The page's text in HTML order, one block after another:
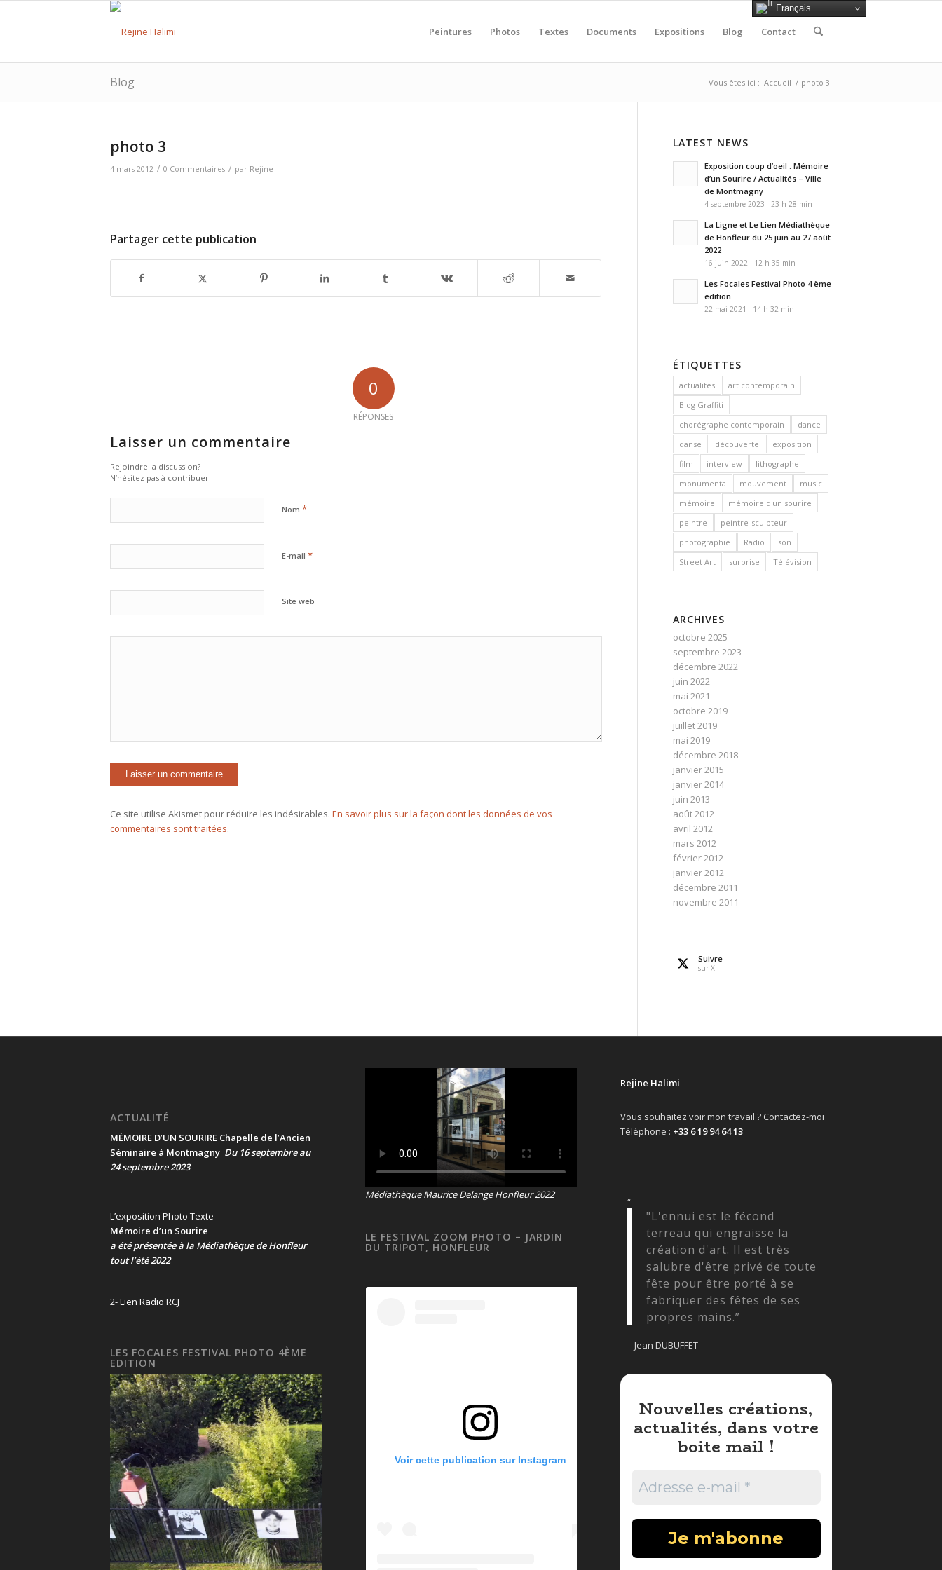
Peintures Photos Textes Documents Expositions Blog Contact
Blog Vous êtes ici : Accueil / photo 3
photo 3
4 mars 2012 / 0 Commentaires / par Rejine
Partager cette publication
0
RÉPONSES
Laisser un commentaire
Rejoindre la discussion?
N’hésitez pas à contribuer !
Nom *
E-mail *
Site web
Ce site utilise Akismet pour réduire les indésirables. En savoir plus sur la façon dont les données de vos
commentaires sont traitées.
LATEST NEWS
Exposition coup d’oeil : Mémoire
d’un Sourire / Actualités – Ville
de Montmagny
4 septembre 2023 - 23 h 28 min
La Ligne et Le Lien Médiathèque
de Honfleur du 25 juin au 27 août
2022
16 juin 2022 - 12 h 35 min
Les Focales Festival Photo 4 ème
edition
22 mai 2021 - 14 h 32 min
ÉTIQUETTES
actualités
art contemporain
Blog Graffiti
chorégraphe contemporain
dance
danse
découverte
exposition
film
interview
lithographe
monumenta
mouvement
music
mémoire
mémoire d'un sourire
peintre
peintre-sculpteur
photographie
Radio
son
Street Art
surprise Télévision
ARCHIVES
octobre 2025
septembre 2023
décembre 2022
juin 2022
mai 2021
octobre 2019
juillet 2019
mai 2019
décembre 2018
janvier 2015
janvier 2014
juin 2013
août 2012
avril 2012
mars 2012
février 2012
janvier 2012
décembre 2011
novembre 2011
Suivre
sur X
ACTUALITÉ
MÉMOIRE D’UN SOURIRE Chapelle de l’Ancien
Séminaire à Montmagny Du 16 septembre au
24 septembre 2023
L’exposition Photo Texte
Mémoire d’un Sourire
a été présentéeà la Médiathèque de Honfleur
tout l’été 2022
2- Lien Radio RCJ
LES FOCALES FESTIVAL PHOTO 4ÈME
EDITION
Médiathèque Maurice Delange Honfleur 2022
LE FESTIVAL ZOOM PHOTO – JARDIN
DU TRIPOT, HONFLEUR
Voir cette publication sur Instagram
Rejine Halimi
Vous souhaitez voir mon travail ? Contactez-moi
Téléphone : +33 6 19 94 64 13
“
"L'ennui est le fécond
terreau qui engraisse la
création d'art. Il est très
salubre d'être privé de toute
fête pour être porté à se
fabriquer des fêtes de ses
propres mains.”
Jean DUBUFFET
Nouvelles créations,
actualités, dans votre
boite mail !
Français